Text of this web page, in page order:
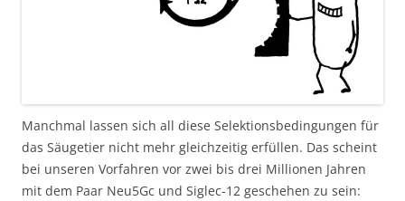
Manchmal lassen sich all diese Selektionsbedingungen für
das Säugetier nicht mehr gleichzeitig erfüllen. Das scheint
bei unseren Vorfahren vor zwei bis drei Millionen Jahren
mit dem Paar Neu5Gc und Siglec-12 geschehen zu sein: